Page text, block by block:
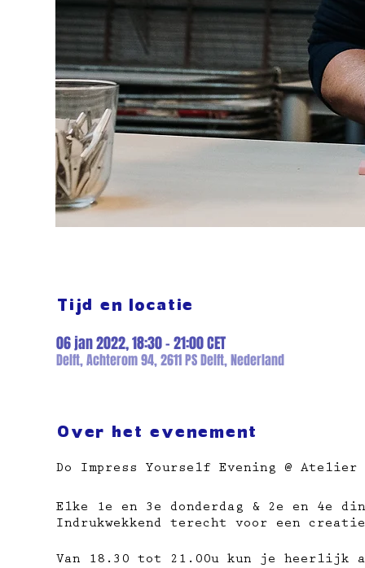
Tijd en locatie
06 jan 2022, 18:30 – 21:00 CET
Delft, Achterom 94, 2611 PS Delft, Nederland
Over het evenement
Do Impress Yourself Evening @ Atelier
Elke 1e en 3e donderdag & 2e en 4e
Indrukwekkend terecht voor een
Van 18.30 tot 21.00u kun je heerlijk